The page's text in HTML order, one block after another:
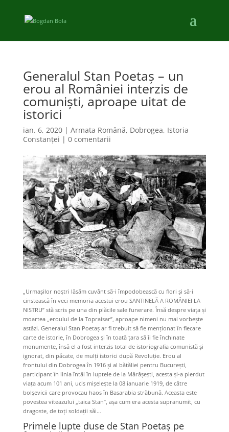
Generalul Stan Poetaș – un
erou al României interzis de
comuniști, aproape uitat de
istorici
ian. 6, 2020| Armata Română, Dobrogea, Istoria
Constanței | 0 comentarii
„Urmașilor noștri lăsăm cuvânt să-i împodobească cu flori și să-i
cinstească în veci memoria acestui erou SANTINELĂ A ROMÂNIEI LA
NISTRU” stă scris pe una din plăcile sale funerare. Însă despre viața și
moartea „eroului de la Topraisar”, aproape nimeni nu mai vorbește
astăzi. Generalul Stan Poetaș ar fi trebuit să fie menționat în fiecare
carte de istorie, în Dobrogea și în toată țara să îi fie închinate
monumente, însă el a fost interzis total de istoriografia comunistă şi
ignorat, din păcate, de mulți istorici după Revoluție. Erou al
frontului din Dobrogea în 1916 și al bătăliei pentru București,
participant în linia întâi în luptele de la Mărășești, acesta și-a pierdut
viața acum 101 ani, ucis mișelește la 08 ianuarie 1919, de către
bolșevicii care provocau haos în Basarabia străbună. Aceasta este
povestea viteazului „taica Stan”, așa cum era acesta supranumit, cu
dragoste, de toți soldații săi…
Primele lupte duse de Stan Poetaș pe